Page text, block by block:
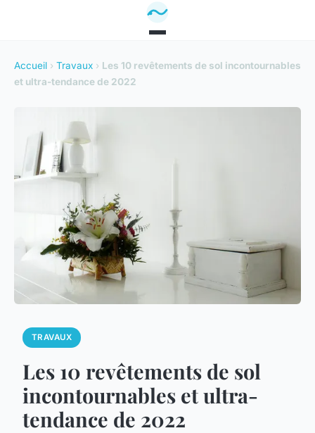
Accueil › Travaux › Les 10 revêtements de sol incontournables
et ultra-tendance de 2022
TRAVAUX
Les 10 revêtements de sol
incontournables et ultra-
tendance de 2022